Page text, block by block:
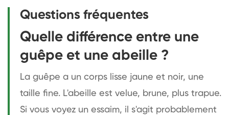
Questions fréquentes
Quelle différence entre une
guêpe et une abeille ?
La guêpe a un corps lisse jaune et noir, une
taille fine. L'abeille est velue, brune, plus trapue.
Si vous voyez un essaim, il s'agit probablement